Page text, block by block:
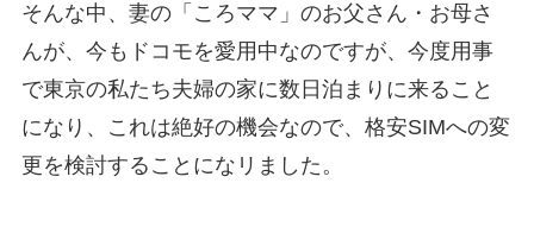
そんな中、妻の「ころママ」のお父さん・お母さ
んが、今もドコモを愛用中なのですが、今度用事
で東京の私たち夫婦の家に数日泊まりに来ること
になり、これは絶好の機会なので、格安SIMへの変
更を検討することになリました。